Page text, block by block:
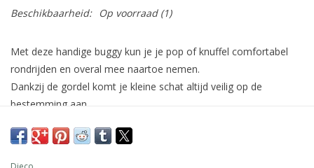
Beschikbaarheid: Op voorraad(1)
Met deze handige buggy kun je je pop of knuffel comfortabel
rondrijden en overal mee naartoe nemen.
Dankzij de gordel komt je kleine schat altijd veilig op de
bestemming aan.
zachte handgrepen en dubbele wielen voor hoog rijcomfort